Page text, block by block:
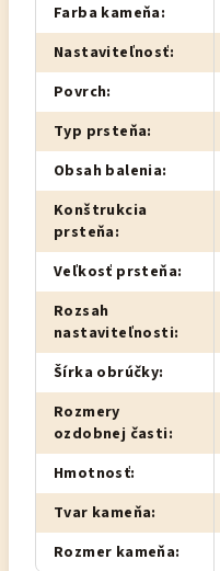
Farba kameňa:
Nastaviteľnosť:
Povrch:
Typ prsteňa:
Obsah balenia:
Konštrukcia
prsteňa:
Veľkosť prsteňa:
Rozsah
nastaviteľnosti:
Šírka obrúčky:
Rozmery
ozdobnej časti:
Hmotnosť:
Tvar kameňa:
Rozmer kameňa: